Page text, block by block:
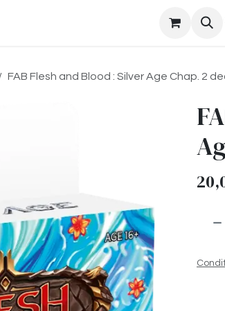
FAB Flesh and Blood : Silver Age Chap. 2